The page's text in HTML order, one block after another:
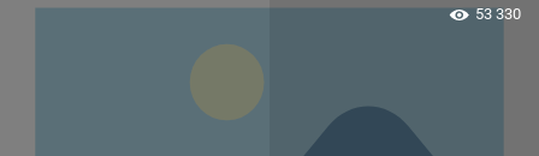
53 330